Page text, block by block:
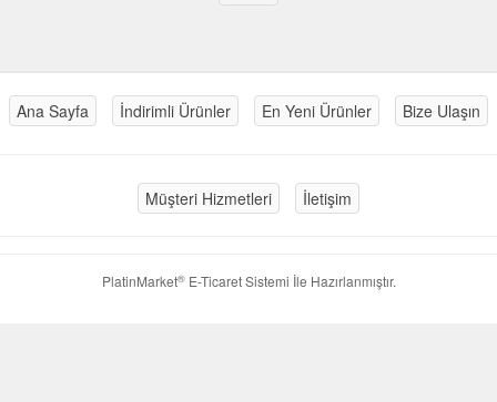
Ana Sayfa İndirimli Ürünler En Yeni Ürünler Bize Ulaşın
Müşteri Hizmetleri İletişim
PlatinMarket®E-Ticaret Sistemi İle Hazırlanmıştır.